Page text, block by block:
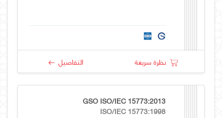
نظرة سريعة التفاصيل
GSO ISO/IEC 15773:2013
ISO/IEC 15773:1998